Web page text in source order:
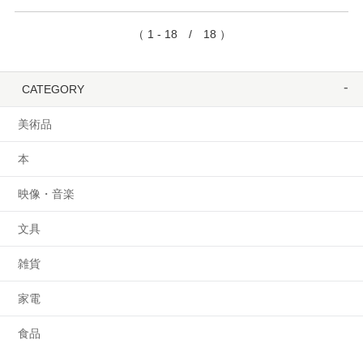
（ 1 - 18 / 18 ）
CATEGORY
美術品
本
映像・音楽
文具
雑貨
家電
食品